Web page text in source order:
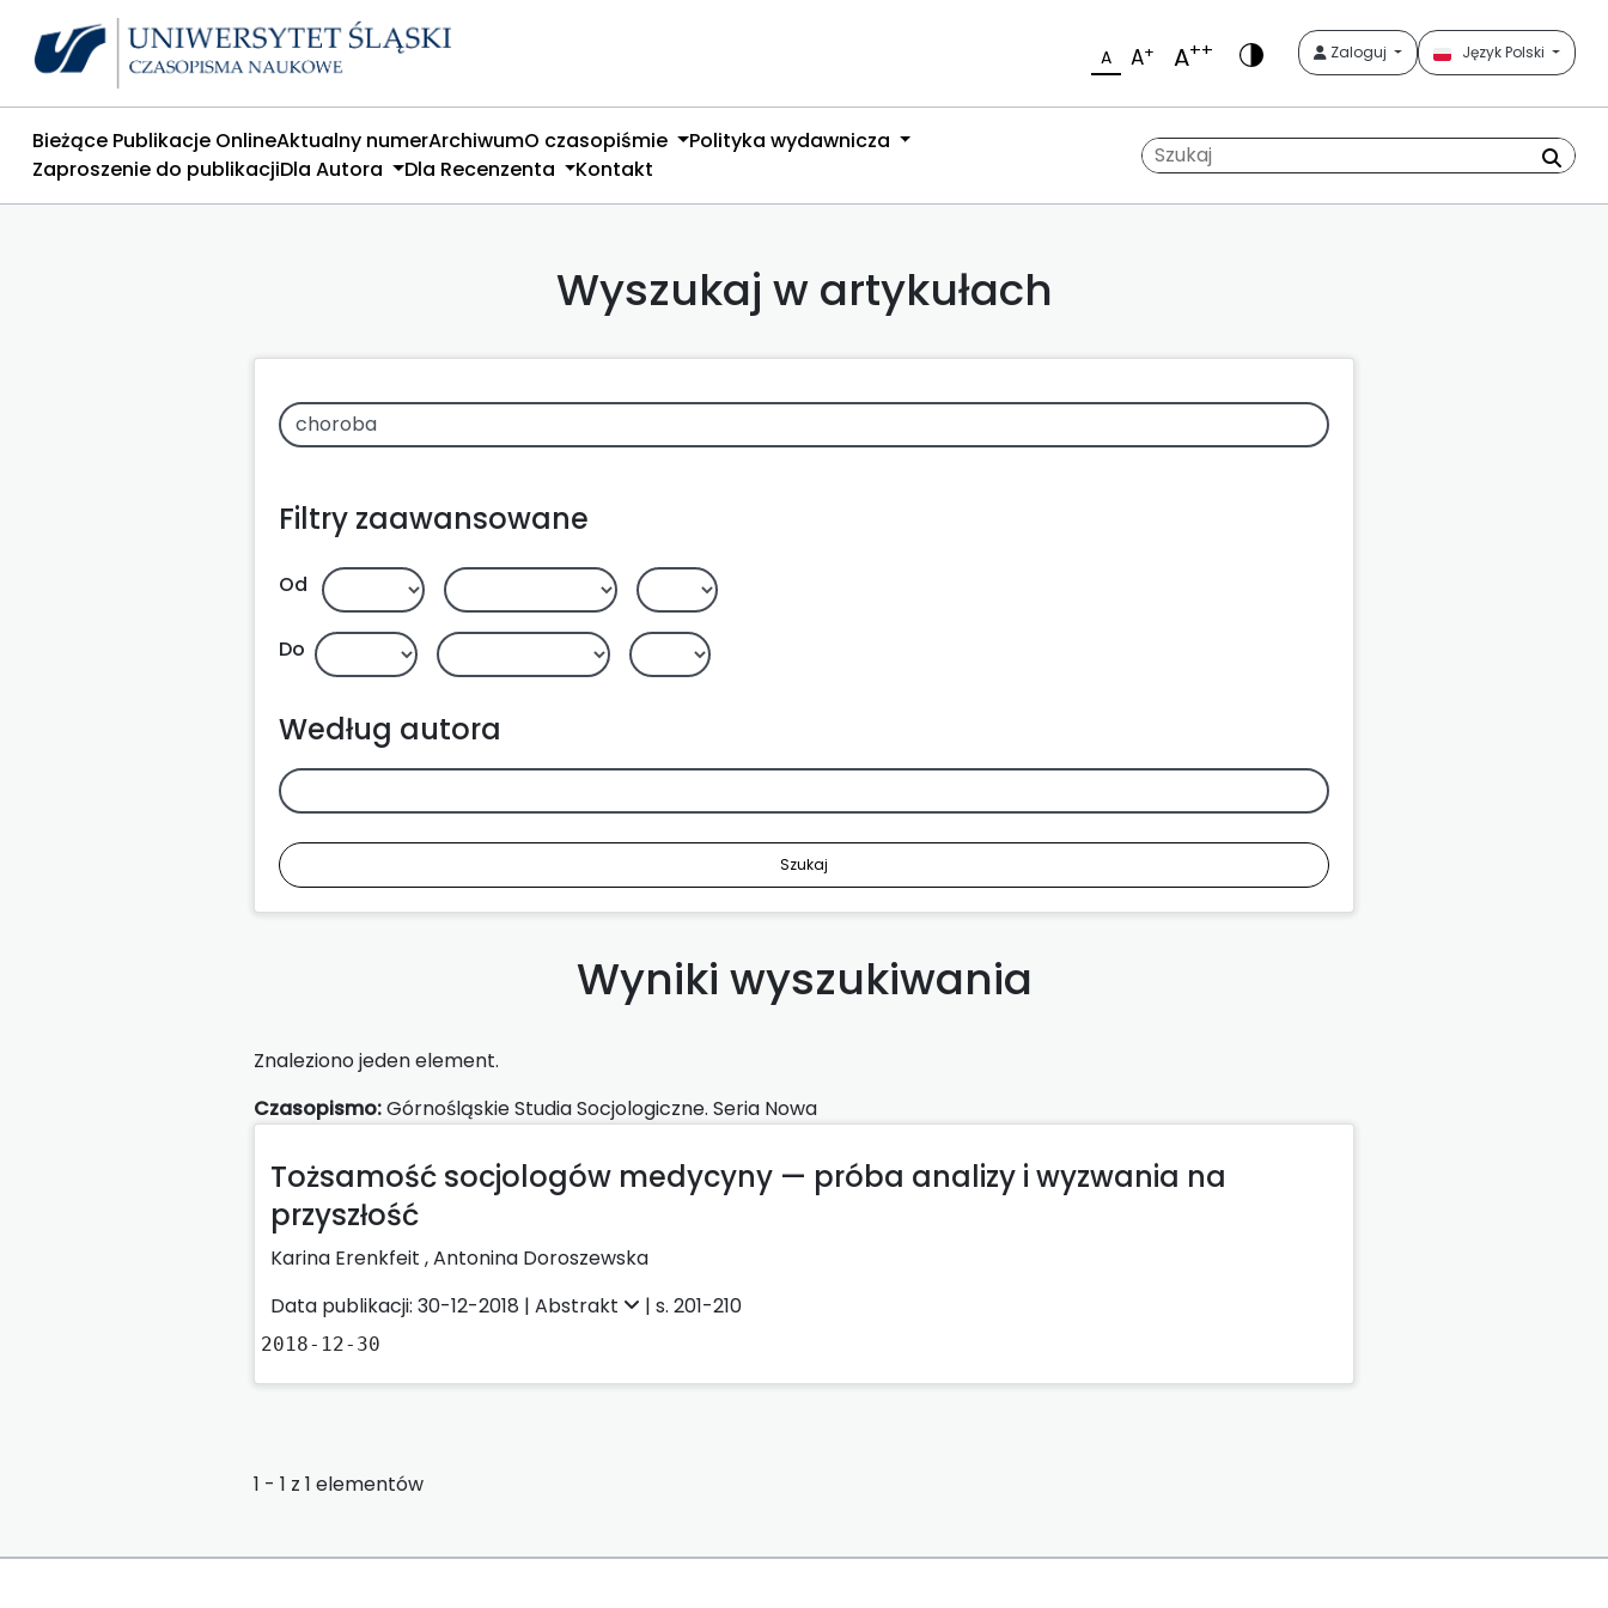
A A+ A++ Zaloguj Język Polski
Bieżące Publikacje OnlineAktualny numerArchiwumO czasopiśmie
Polityka wydawnicza
Zaproszenie do publikacjiDla Autora Dla Recenzenta Kontakt
Wyszukaj w artykułach
Filtry zaawansowane
Od
Do
Według autora
Szukaj
Wyniki wyszukiwania
Znaleziono jeden element.
Czasopismo:Górnośląskie Studia Socjologiczne. Seria Nowa
Tożsamość socjologów medycyny — próba analizy i wyzwania na
przyszłość
Karina Erenkfeit ,Antonina Doroszewska
Data publikacji: 30-12-2018 | Abstrakt | s. 201-210
2018-12-30
1 - 1 z 1 elementów